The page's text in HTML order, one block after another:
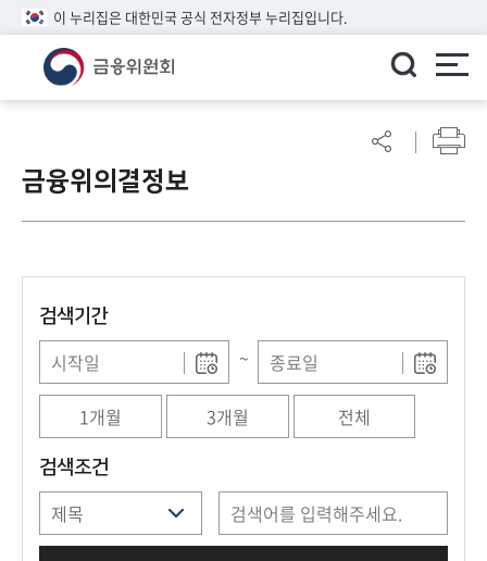
이 누리집은 대한민국 공식 전자정부 누리집입니다.
린
이알
금융위의결정보
검색기간
~
1개월 3개월 전체
검색조건